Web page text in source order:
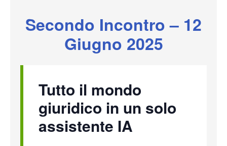
Secondo Incontro – 12
Giugno 2025
Tutto il mondo
giuridico in un solo
assistente IA